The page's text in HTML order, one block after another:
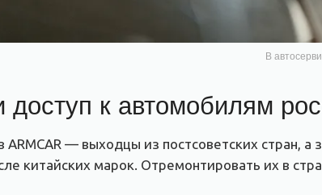
В
к автомобилям
ARMCAR — выходцы из постсоветских стран,
китайских марок. Отремонтировать их в